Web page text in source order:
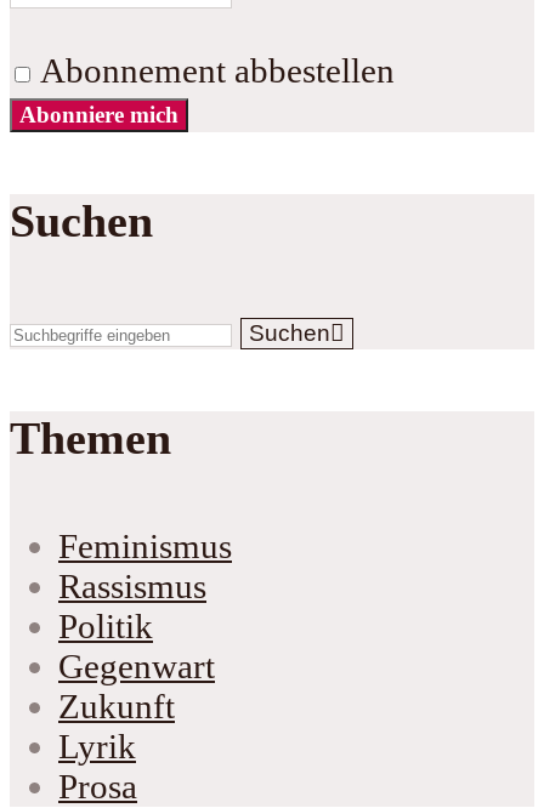
Abonnement abbestellen
Abonniere mich
Suchen
Suchen
Themen
Feminismus
Rassismus
Politik
Gegenwart
Zukunft
Lyrik
Prosa